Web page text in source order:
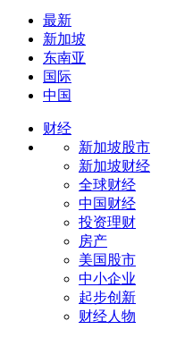
最新
新加坡
东南亚
国际
中国
财经
新加坡股市
新加坡财经
全球财经
中国财经
投资理财
房产
美国股市
中小企业
起步创新
财经人物